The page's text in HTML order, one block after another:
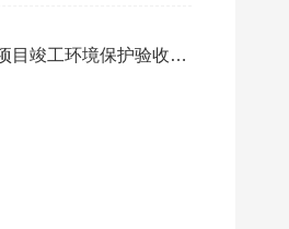
目竣工环境保护验收监